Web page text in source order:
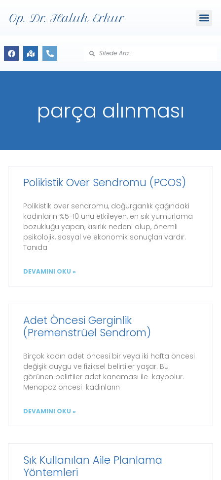
Op. Dr. Haluk Erkur
parça alınması
Polikistik Over Sendromu (PCOS)
Polikistik over sendromu, doğurganlık çağındaki
kadınların %5-10 unu etkileyen, en sık yumurlama
bozukluğu yapan, kısırlık nedeni olup, önemli
psikolojik, sosyal ve ekonomik sonuçları vardır.
Tanıda
DEVAMINI OKU »
Adet Öncesi Gerginlik
(Premenstrüel Sendrom)
Birçok kadın adet öncesi bir veya iki hafta öncesi
değişik duygu ve fiziksel belirtiler yaşar. Bu
görünen belirtiler adet kanaması ile kaybolur.
Menopoz öncesi kadınların
DEVAMINI OKU »
Sık Kullanılan Aile Planlama
Yöntemleri